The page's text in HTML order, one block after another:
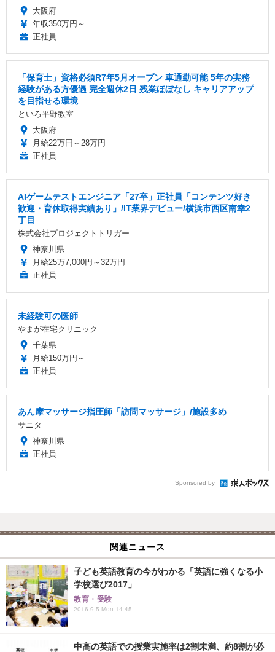
大阪府
年収350万円～
正社員
「保育士」資格必須R7年5月オープン 車通勤可能 5年の実務
経験がある方優遇 完全週休2日 残業ほぼなし キャリアアップ
を目指せる環境
といろ平野教室
大阪府
月給22万円～28万円
正社員
AIゲームテストエンジニア「27卒」正社員「コンテンツ好き
歓迎・育休取得実績あり」/IT業界デビュー/横浜市西区南幸2
丁目
株式会社プロジェクトトリガー
神奈川県
月給25万7,000円～32万円
正社員
未経験可の医師
やまが在宅クリニック
千葉県
月給150万円～
正社員
あん摩マッサージ指圧師「訪問マッサージ」/施設多め
サニタ
神奈川県
正社員
Sponsored by
関連ニュース
子ども英語教育の今がわかる「英語に強くなる小
学校選び2017」
教育・受験
2016.9.5 Mon 14:45
中高の英語での授業実施率は2割未満、約8割が必